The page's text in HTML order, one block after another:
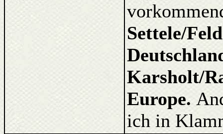
Settele/
Karsholt/
Europe.
ich in